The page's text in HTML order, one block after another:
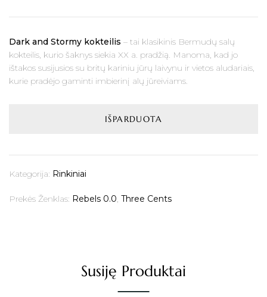
Dark and Stormy kokteilis – tai klasikinis Bermudų salų
kokteilis, kurio šaknys siekia XX a. pradžią. Manoma, kad jo
ištakos susijusios su britų kariniu jūrų laivynu ir vietos aludariais,
kurie pradėjo gaminti imbierinį alų jūreiviams.
IŠPARDUOTA
Kategorija: Rinkiniai
Prekės Ženklas: Rebels 0.0 Three Cents
Susiję Produktai